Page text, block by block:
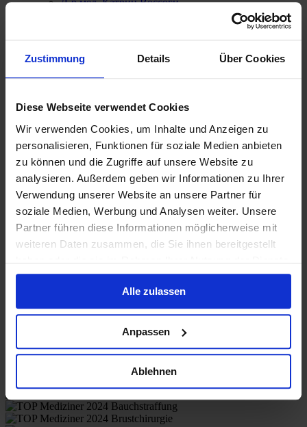
Zustimmung Details Über Cookies
Diese Webseite verwendet Cookies
Wir verwenden Cookies, um Inhalte und Anzeigen zu
personalisieren, Funktionen für soziale Medien anbieten
zu können und die Zugriffe auf unsere Website zu
analysieren. Außerdem geben wir Informationen zu Ihrer
Verwendung unserer Website an unsere Partner für
soziale Medien, Werbung und Analysen weiter. Unsere
Partner führen diese Informationen möglicherweise mit
weiteren Daten zusammen, die Sie ihnen bereitgestellt
haben oder die sie im Rahmen Ihrer Nutzung der Dienste
gesammelt haben.
Alle zulassen
Anpassen
Ablehnen
Д-р мед. Катрин Воссоги
Прив.-доц. д-р мед. Панагиотис Теодору
Анестезиология
Страхование рисков
Покрытие расходов
СМИ и пресса
Наши контакты